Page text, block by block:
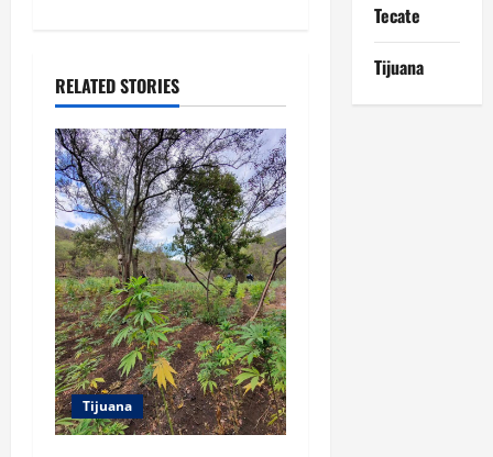
i
o
n
RELATED STORIES
Tijuana
Tecate
Tijuana